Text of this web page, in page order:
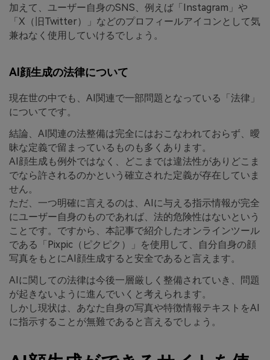
加えて、ユーザー自身のSNS、例えば「Instagram」や
「X（旧Twitter）」などのプロフィールアイコンとして気
兼ねなく使用していけるでしょう。
AI顔生成の法律について
現在世の中でも、AI関連で一部問題となっている「法律」
についてです。
結論、AI関連の法整備は完全にはおこなわれておらず、曖
昧な定義で留まっているものも多くあります。
AI顔生成も例外ではなく、どこまでは違法性がありどこま
でなら許されるのかという確立された定義が存在していま
せん。
ただ、一つ明確に言えるのは、AIに与える指示情報が完全
にユーザー自身のものであれば、法的危険性はないという
ことです。ですから、本記事で紹介したオンラインツール
である「Pixpic（ピクピク）」を使用して、自分自身の顔
写真をもとにAI顔生成すると安全であると言えます。
AIに関しての法律は今後一層厳しく整備されていき、問題
が起きないように進んでいくと考えられます。
しかし現状は、あなた自身の写真や特徴情報テキストをAI
に指示することが無難であると言えるでしょう。